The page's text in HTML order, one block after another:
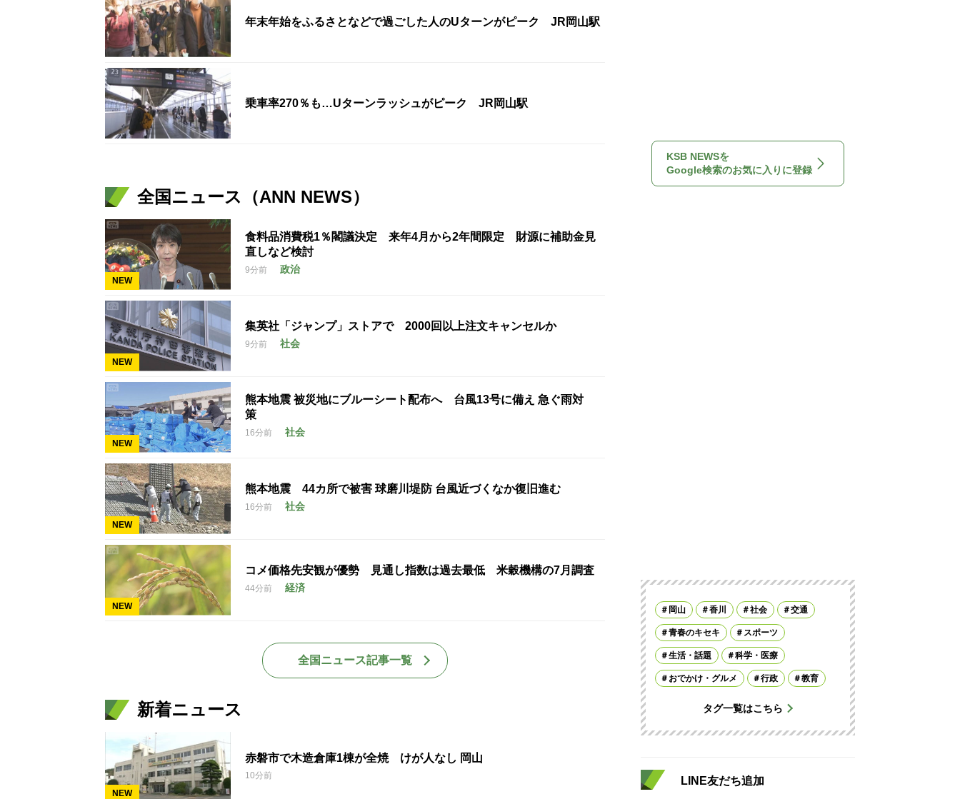
年末年始をふるさとなどで過ごした人のUターンがピーク JR岡山駅
乗車率270％も…Uターンラッシュがピーク JR岡山駅
全国ニュース（ANN NEWS）
NEW
食料品消費税1％閣議決定 来年4月から2年間限定 財源に補助金見
直しなど検討
9分前 政治
NEW
集英社「ジャンプ」ストアで 2000回以上注文キャンセルか
9分前 社会
NEW
熊本地震 被災地にブルーシート配布へ 台風13号に備え 急ぐ雨対
策
16分前 社会
NEW
熊本地震 44カ所で被害 球磨川堤防 台風近づくなか復旧進む
16分前 社会
NEW
コメ価格先安観が優勢 見通し指数は過去最低 米穀機構の7月調査
44分前 経済
全国ニュース記事一覧
新着ニュース
NEW
赤磐市で木造倉庫1棟が全焼 けが人なし 岡山
10分前
KSB NEWSを
Google検索のお気に入りに登録
岡山 香川 社会 交通
青春のキセキ スポーツ
生活・話題 科学・医療
おでかけ・グルメ 行政 教育
タグ一覧はこちら
LINE友だち追加